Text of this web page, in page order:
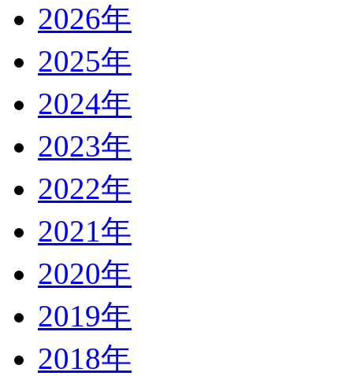
2026年
2025年
2024年
2023年
2022年
2021年
2020年
2019年
2018年